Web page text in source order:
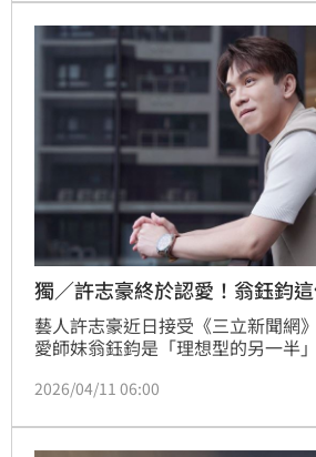
點歌》，再次以爆發力唱功與特色
伍浩哲表示：「男歌女唱本來就有
將歌曲詮釋到這樣的程度，真的非
獨／許志豪終於認愛！翁鈺鈞
藝人許志豪近日接受《三立新聞網
愛師妹翁鈺鈞是「理想型的另一半
家長」般的溫馨畫面，讓外界對兩
2026/04/11 06:00